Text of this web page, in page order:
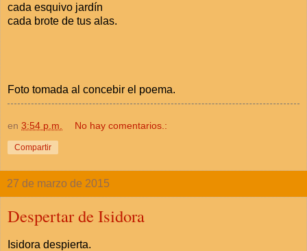
cada esquivo jardín
cada brote de tus alas.
Foto tomada al concebir el poema.
en 3:54 p.m. No hay comentarios.:
Compartir
27 de marzo de 2015
Despertar de Isidora
Isidora despierta.